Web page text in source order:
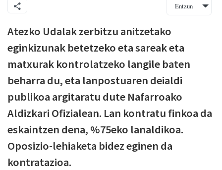
Entzun
Atezko Udalak zerbitzu anitzetako
eginkizunak betetzeko eta sareak eta
matxurak kontrolatzeko langile baten
beharra du, eta lanpostuaren deialdi
publikoa argitaratu dute Nafarroako
Aldizkari Ofizialean. Lan kontratu finkoa da
eskaintzen dena, %75eko lanaldikoa.
Oposizio-lehiaketa bidez eginen da
kontratazioa.